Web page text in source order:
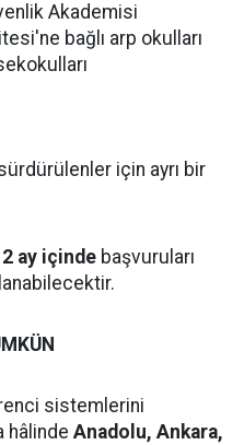
Akademisi
bağlı arp okulları
için ayrı bir
ay içinde başvuruları
sistemlerini
hâlinde Anadolu, Ankara,